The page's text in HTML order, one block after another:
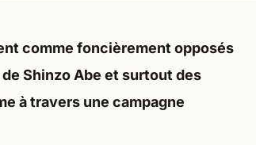
comme foncièrement opposés
Shinzo Abe et surtout des
à travers une campagne